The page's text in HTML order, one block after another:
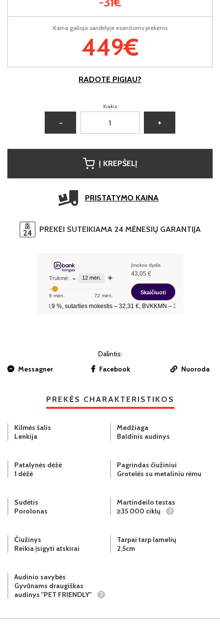
Kaina galioja sandėlyje esančioms prekėms
449€
RADOTE PIGIAU?
Kiekis:
− +
Į KREPŠELĮ
PRISTATYMO KAINA
PREKEI SUTEIKIAMA 24 MĖNESIŲ GARANTIJA
Dalintis:
Messagner
Facebook Nuoroda
PREKĖS CHARAKTERISTIKOS
Kilmės šalis
Lenkija
Medžiaga
Baldinis audinys
Patalynės dėžė
1 dėžė
Pagrindas čiužiniui
Grotelės su metaliniu rėmu
Sudėtis
Porolonas
Martindeilo testas
≥35 000 ciklų
?
Čiužinys
Reikia įsigyti atskirai
Tarpai tarp lamelių
2,5cm
Audinio savybės
Gyvūnams draugiškas
audinys "PET FRIENDLY"
?